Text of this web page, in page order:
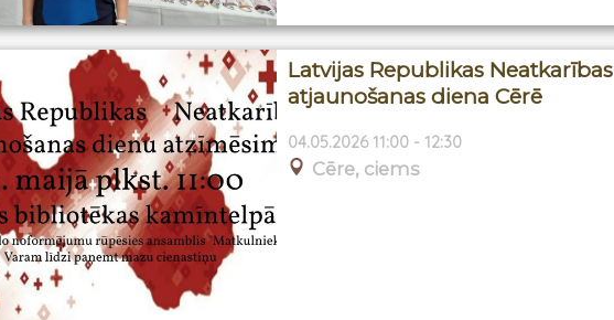
Latvijas Republikas Neatkarības
atjaunošanas diena Cērē
04.05.2026 11:00 - 12:30
Cēre, ciems